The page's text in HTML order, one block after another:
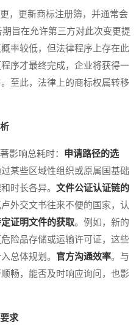
更新商标注册簿，并通常会
旨在允许第三方对此次变更提
率较低，但法律程序上存在此
序才最终完成，企业将获得一
至此，法律上的商标权属转移
响总耗时： 申请路径的选
某些区域性组织或原属国基础
时长各异。 文件公证认证链的
外交文书往来不便的国家，认
证明文件的获取。例如，新的
险品存储或运输许可证，这些
总体规划。 官方沟通效率。与
畅，能否及时响应询问，也影
求